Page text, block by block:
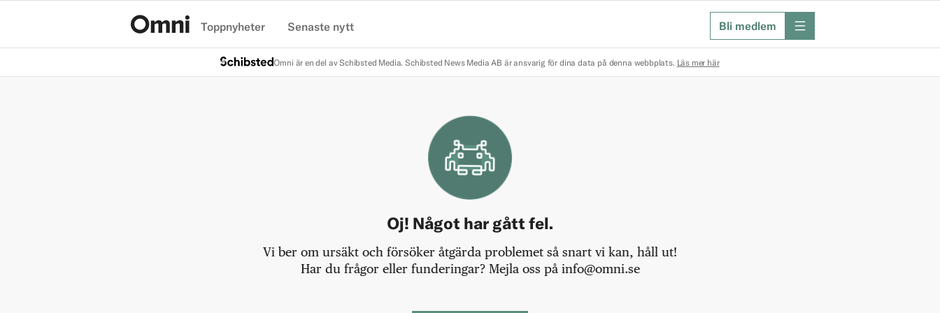
Toppnyheter Senaste nytt Bli medlem meny
Omni är en del av Schibsted Media. Schibsted News Media AB är ansvarig för dina data på denna webbplats. Läs mer här
Oj! Något har gått fel.
Vi ber om ursäkt och försöker åtgärda problemet så snart vi kan, håll ut!
Har du frågor eller funderingar? Mejla oss på info@omni.se